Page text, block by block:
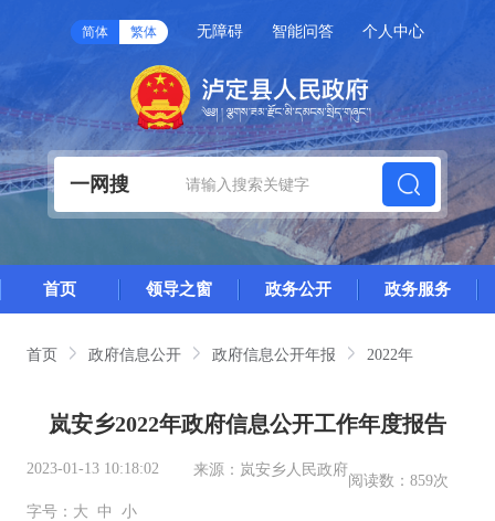
简体 繁体 无障碍 智能问答 个人中心
一网搜
首页 领导之窗 政务公开 政务服务
首页 政府信息公开 政府信息公开年报 2022年
岚安乡2022年政府信息公开工作年度报告
2023-01-13 10:18:02 来源： 岚安乡人民政府
阅读数： 859次
字号： 大 中 小